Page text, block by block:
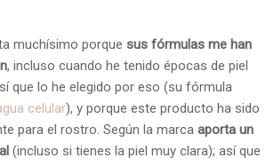
muchísimo porque sus fórmulas me han
, incluso cuando he tenido épocas de piel
que lo he elegido por eso (su fórmula
celular), y porque este producto ha sido
para el rostro. Según la marca aporta un
(incluso si tienes la piel muy clara); así que